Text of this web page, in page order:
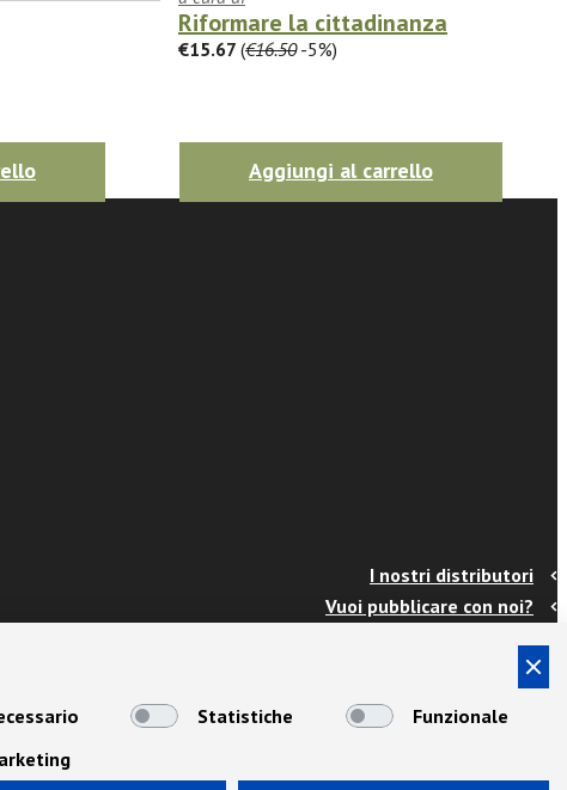
Riformare la cittadinanza
€15.67 (€16.50-5%)
Aggiungi al carrello
I nostri distributori
Vuoi pubblicare con noi?
Info e spedizioni
Termini e condizioni
Cookies
Statistiche
Funzionale